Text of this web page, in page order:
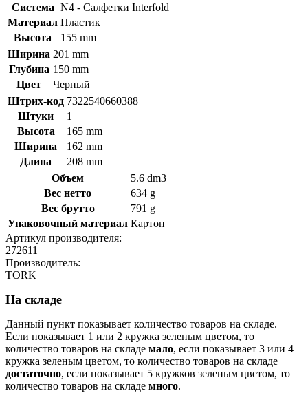
Система N4 - Салфетки Interfold
Материал Пластик
Высота
155 mm
Ширина 201 mm
Глубина 150 mm
Цвет
Черный
Штрих-код 7322540660388
Штуки
1
Высота
165 mm
Ширина
162 mm
Длина
208 mm
Объем
5.6 dm3
Вес нетто
634 g
Вес брутто
791 g
Упаковочный материал Картон
Артикул производителя:
272611
Производитель:
TORK
На складе
Данный пункт показывает количество товаров на складе.
Если показывает 1 или 2 кружка зеленым цветом, то
количество товаров на складе мало, если показывает 3 или 4
кружка зеленым цветом, то количество товаров на складе
достаточно, если показывает 5 кружков зеленым цветом, то
количество товаров на складе много.